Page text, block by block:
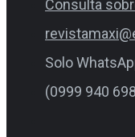
Consulta
Solo
(0999 940